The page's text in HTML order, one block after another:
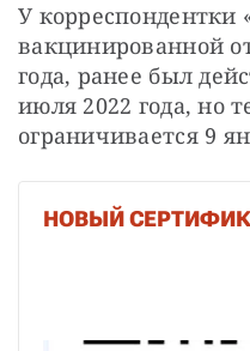
У корреспондентки
вакцинированной
года, ранее был
июля 2022 года, но
ограничивается 9
НОВЫЙ